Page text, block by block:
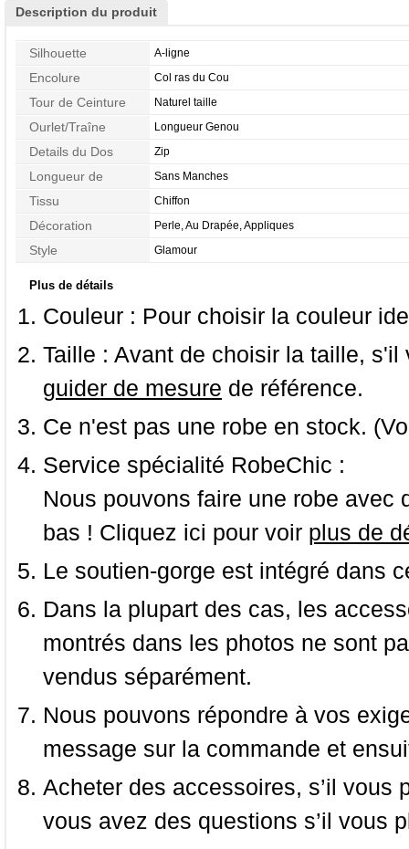
Description du produit
Silhouette A-ligne
Encolure Col ras du Cou
Tour de Ceinture Naturel taille
Ourlet/Traîne Longueur Genou
Details du Dos Zip
Longueur de
Manches
Sans Manches
Tissu Chiffon
Décoration Perle, Au Drapée, Appliques
Style Glamour
Plus de détails
Couleur : Pour choisir la couleur
Taille : Avant de choisir la taille,
guider de mesure de référence.
Ce n'est pas une robe en stock.
Service spécialité RobeChic :
Nous pouvons faire une robe
bas ! Cliquez ici pour voir plus de
Le soutien-gorge est intégré dans
Dans la plupart des cas, les
montrés dans les photos ne sont
vendus séparément.
Nous pouvons répondre à vos
message sur la commande et
Acheter des accessoires, s’il
vous avez des questions s’il vous